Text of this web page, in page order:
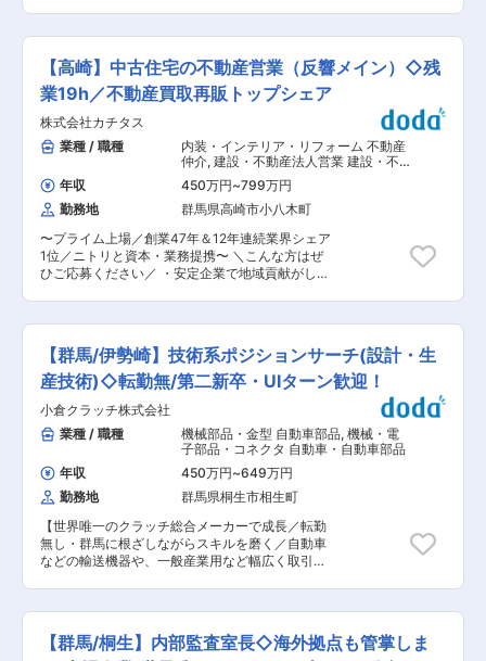
成冷凍パンとは、パン製造の最終工程である焼成
後、急速冷凍したパンのこと。 焼成後に急速冷凍
とデンプンの劣化を防ぎ、焼きたてそのままの鮮
度を保ちます。 変更の範囲：会社の定める業務
す。 ◎働きやすい環境：日勤のみで夜勤なし。マ
イカー・バイク通勤OKで、無料駐車場も完備し
ています。 変更の範囲：会社の定める業務
す。 入社後は先輩社員が丁寧にサポートするた
め、製造職未経験の方も安心してスタートできる
環境です。 《一日の流れ》 ▼製造機械へ材料を
セット ▼ボタン・ダイヤル操作で加工 ▼完成品
の寸法・品質チェック ▼梱包・出荷準備 まずは
シンプルな工程から習得し、徐々に機械調整や品
質管理など専門スキルを身につけていただきま
す。 ■入社後の教育体制 工場長やベテラン社員
が基礎から丁寧に指導します。実際に製造派遣や
異業種から転職した社員も活躍しており、未経験
の方も安心してスタートできる環境です。 ■キャ
リアパス 将来的には製品改良の打ち合わせや改善
提案、生産計画、在庫管理、生産管理、生産技術
など希望やスキルにあわせて幅広い業務に挑戦可
能です。 現場業務だけでなく製品づくりの上流工
程にも携われ、将来的な工場長候補としての活躍
基盤のもと、堅実な経営を継続しています。 ◎大
手メーカーと多数取引 同社が製造する電線は、遊
技機や家電、自動車関連製品など幅広い産業で使
用されています。 東証プライム上場企業との取引
実績もあり、高い品質力を評価されています。 ◎
未経験から正社員として長く働ける 実際に製造派
遣や期間従業員から転職された方も活躍中です。
製造派遣・期間従業員からの転職実績もございま
す。 ◎着実に年収アップ ・毎年昇給実績あり ・
賞与年2回支給 ・長期勤続者多数 ・経験やスキル
に応じてキャリアアップ可能 ◎働きやすい環境 ・
転勤なし ・夜勤なし ・残業月20時間程度 ・土日
祝休み ・男性・女性ともに育休取得実績あり 地
組織構成 製造部は20代〜50代の社員5名で構成さ
れています。 少数精鋭のため部署間の距離が近
あります。 中途入社者も多く、新しい方も馴染み
【高崎】中古住宅の不動産営業（反響メイン）◇残
業19h／不動産買取再販トップシェア
株式会社カチタス
業種 / 職種
内装・インテリア・リフォーム 不動産
仲介, 建設・不動産法人営業 建設・不
動産個人営業
年収 450万円~799万円
勤務地
群馬県高崎市小八木町
〜プライム上場／創業47年＆12年連続業界シェア
1位／ニトリと資本・業務提携〜 ＼こんな方はぜ
ひご応募ください／ ・安定企業で地域貢献がした
早期キャリアアップを叶えたい方（早い方は入社
後数年で店舗マネージャーに） 「不動産買取再販
の販売戸数ランキング1位」「20代が選ぶ成長で
きる企業2位」の当社にて、中古住宅の買取、リ
フォーム・商品化、販売を行う営業職をお任せし
ます。全て一気通貫で関われる部分が魅力です。
■業務の流れ： 1）物件調査＆仕入れ 自社サイト
への問合せや、不動産仲介会社から案内いただい
た案件などが買取対象になります。テレアポ等の
新規開拓はなく、毎月約7-8件内覧し、約1件が契
約成立となります。 (2)リフォーム企画 パートナ
ー工務店・チームと相談しながら、ターゲットに
合う安心で住みやすい家を企画します。リフォー
ム工事は、パートナー工務店へ依頼し、完成まで
進捗確認を行います。 (3)販売 リフォーム済み住
宅の魅力をHPや販売会社を通して公開し、問合
円（平均1500万円）ほどで、個人で中古住宅を
購入してリフォームするよりも、販売価格が抑え
【群馬/伊勢崎】技術系ポジションサーチ(設計・生
産技術)◇転勤無/第二新卒・UIターン歓迎！
小倉クラッチ株式会社
業種 / 職種
機械部品・金型 自動車部品, 機械・電
子部品・コネクタ 自動車・自動車部品
年収
450万円~649万円
勤務地
群馬県桐生市相生町
【世界唯一のクラッチ総合メーカーで成長／転勤
無し・群馬に根ざしながらスキルを磨く／自動車
などの輸送機器や、一般産業用など幅広く取引／
をお任せします ■業務概要： ◎ロボット周辺機器
の機構開発業務に取り組んでいただきます。 ・ロ
ボットハンドの機構開発 ・ツール交換用継手の機
【群馬/桐生】内部監査室長◇海外拠点も管掌しま